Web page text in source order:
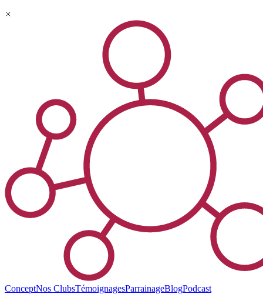
ConceptNos ClubsTémoignagesParrainageBlogPodcast